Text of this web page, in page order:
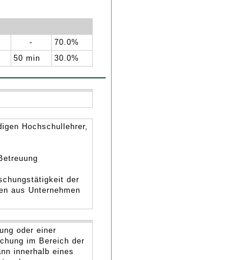
-
70.0%
50 min 30.0%
Hochschullehrer,
der
aus Unternehmen
oder einer
im Bereich der
innerhalb eines